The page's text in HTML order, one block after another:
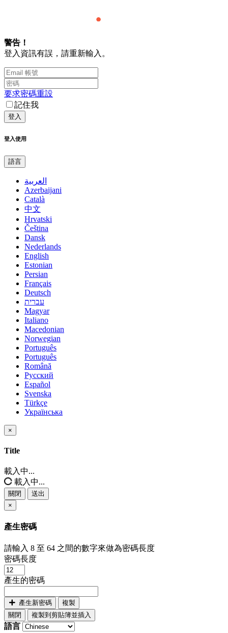
警告！
登入資訊有誤，請重新輸入。
要求密碼重設
記住我
登入使用
語言
العربية
Azerbaijani
Català
中文
Hrvatski
Čeština
Dansk
Nederlands
English
Estonian
Persian
Français
Deutsch
עברית
Magyar
Italiano
Macedonian
Norwegian
Português
Português
Română
Русский
Español
Svenska
Türkçe
Українська
×
關
閉
Title
載入中...
載入中...
關閉
送出
×
產生密碼
請輸入 8 至 64 之間的數字來做為密碼長度
密碼長度
產生的密碼
產生新密碼
複製
關閉
複製到剪貼簿並插入
語言